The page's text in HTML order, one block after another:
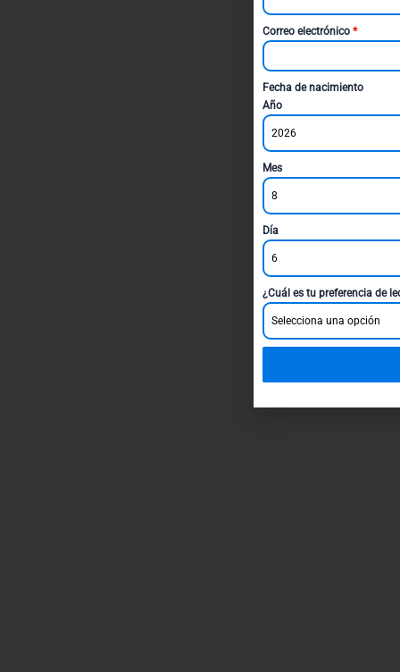
Correo electrónico *
Fecha de nacimiento
Año
2026
Mes
8
Día
6
¿Cuál es tu preferencia de
Selecciona una opción